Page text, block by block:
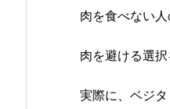
肉を食べない
肉を避ける選
実際に、ベジ